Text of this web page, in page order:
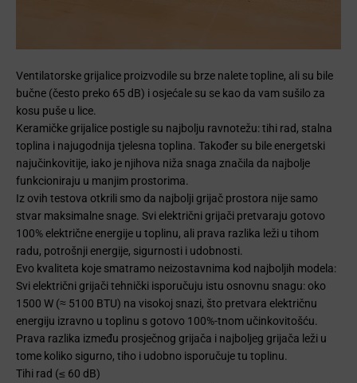
Ventilatorske grijalice proizvodile su brze nalete topline, ali su bile
bučne (često preko 65 dB) i osjećale su se kao da vam sušilo za
kosu puše u lice.
Keramičke grijalice postigle su najbolju ravnotežu: tihi rad, stalna
toplina i najugodnija tjelesna toplina. Također su bile energetski
najučinkovitije, iako je njihova niža snaga značila da najbolje
funkcioniraju u manjim prostorima.
Iz ovih testova otkrili smo da najbolji grijač prostora nije samo
stvar maksimalne snage. Svi električni grijači pretvaraju gotovo
100% električne energije u toplinu, ali prava razlika leži u tihom
radu, potrošnji energije, sigurnosti i udobnosti.
Evo kvaliteta koje smatramo neizostavnima kod najboljih modela:
Svi električni grijači tehnički isporučuju istu osnovnu snagu: oko
1500 W (≈ 5100 BTU) na visokoj snazi, što pretvara električnu
energiju izravno u toplinu s gotovo 100%-tnom učinkovitošću.
Prava razlika između prosječnog grijača i najboljeg grijača leži u
tome koliko sigurno, tiho i udobno isporučuje tu toplinu.
Tihi rad (≤ 60 dB)